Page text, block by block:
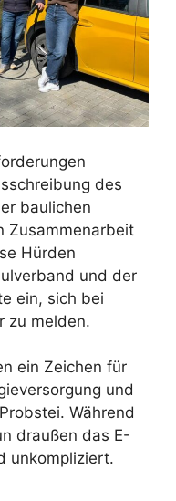
des
baulichen
Zusammenarbeit
Hürden
und der
ein, sich bei
zu melden.
ein Zeichen für
und
Während
draußen das E-
unkompliziert.